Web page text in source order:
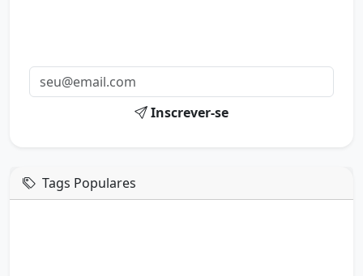
Inscrever-se
Tags Populares